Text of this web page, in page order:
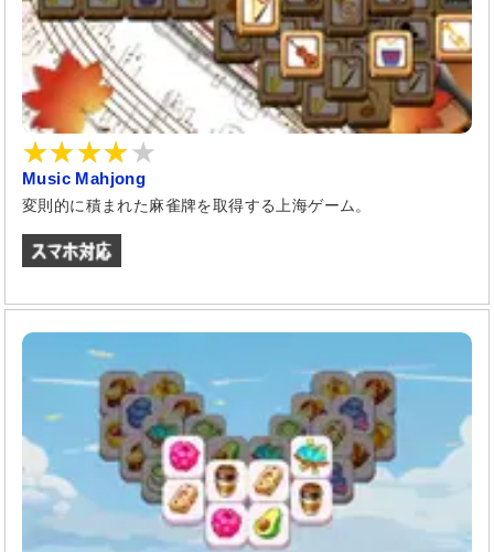
Music Mahjong
変則的に積まれた麻雀牌を取得する上海ゲーム。